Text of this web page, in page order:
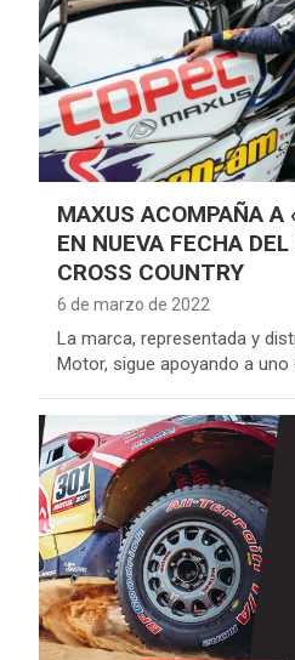
MAXUS ACOMPAÑA A
EN NUEVA FECHA
CROSS COUNTRY
6 de marzo de 2022
La marca, representada y
Motor, sigue apoyando a uno